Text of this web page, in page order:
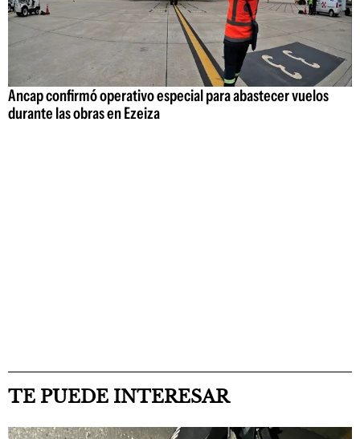
Ancap confirmó operativo especial para abastecer vuelos
durante las obras en Ezeiza
TE PUEDE INTERESAR